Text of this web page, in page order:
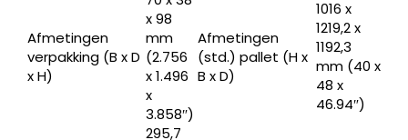
Afmetingen
verpakking (B x D
x H)
x 98
mm
(2.756
x 1.496
x
3.858″)
Afmetingen
(std.) pallet (H x
B x D)
1016 x
1219,2 x
1192,3
mm (40 x
48 x
46.94″)
295,7